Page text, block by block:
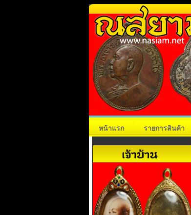
หน้าแรก รายการสินค้า